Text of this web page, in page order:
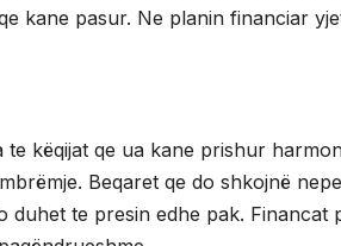
kane pasur. Ne planin financiar
këqijat qe ua kane prishur
Beqaret qe do shkojnë
duhet te presin edhe pak. Financat